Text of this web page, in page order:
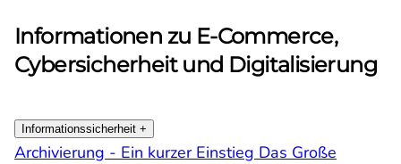
Informationen zu E-Commerce,
Cybersicherheit und Digitalisierung
Informationssicherheit +
Archivierung - Ein kurzer Einstieg Das Große